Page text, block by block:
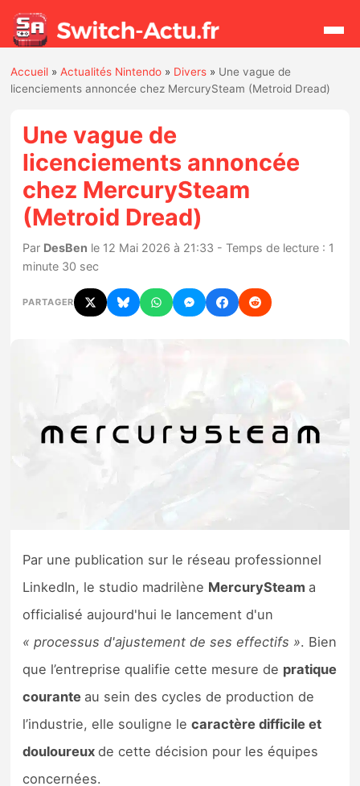
Rechercher
Actualités
Jeux
Hardware
Mises à jour
Chiffres de ventes
Tests et previews
Autres tests
Précommandes
Précommandes jeux Switch 2
Sorties de jeux
Accueil »Actualités Nintendo » Divers » Une vague de
licenciements annoncée chez MercurySteam (Metroid Dread)
Une vague de
licenciements annoncée
chez MercurySteam
(Metroid Dread)
Par DesBen le 12 Mai 2026 à 21:33 - Temps de lecture : 1
minute 30 sec
PARTAGER
Par une publication sur le réseau professionnel
LinkedIn, le studio madrilène MercurySteam a
officialisé aujourd'hui le lancement d'un
« processus d'ajustement de ses effectifs ». Bien
que l’entreprise qualifie cette mesure de pratique
courante au sein des cycles de production de
l’industrie, elle souligne lecaractère difficile et
douloureuxde cette décision pour les équipes
concernées.